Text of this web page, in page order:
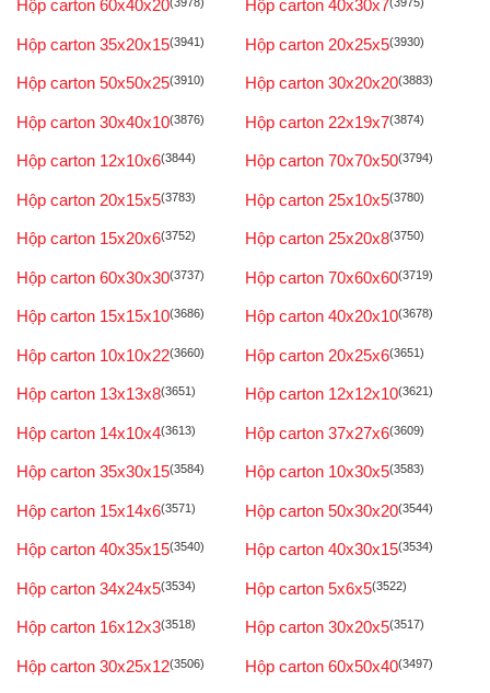
Hộp carton 60x40x20 Hộp carton 40x30x7
Hộp carton 35x20x15(3941) Hộp carton 20x25x5(3930)
Hộp carton 50x50x25(3910) Hộp carton 30x20x20(3883)
Hộp carton 30x40x10(3876) Hộp carton 22x19x7(3874)
Hộp carton 12x10x6(3844) Hộp carton 70x70x50(3794)
Hộp carton 20x15x5(3783) Hộp carton 25x10x5(3780)
Hộp carton 15x20x6(3752) Hộp carton 25x20x8(3750)
Hộp carton 60x30x30(3737) Hộp carton 70x60x60(3719)
Hộp carton 15x15x10(3686) Hộp carton 40x20x10(3678)
Hộp carton 10x10x22(3660) Hộp carton 20x25x6(3651)
Hộp carton 13x13x8(3651) Hộp carton 12x12x10(3621)
Hộp carton 14x10x4(3613) Hộp carton 37x27x6(3609)
Hộp carton 35x30x15(3584) Hộp carton 10x30x5(3583)
Hộp carton 15x14x6(3571) Hộp carton 50x30x20(3544)
Hộp carton 40x35x15(3540) Hộp carton 40x30x15(3534)
Hộp carton 34x24x5(3534) Hộp carton 5x6x5(3522)
Hộp carton 16x12x3(3518) Hộp carton 30x20x5(3517)
Hộp carton 30x25x12(3506) Hộp carton 60x50x40(3497)